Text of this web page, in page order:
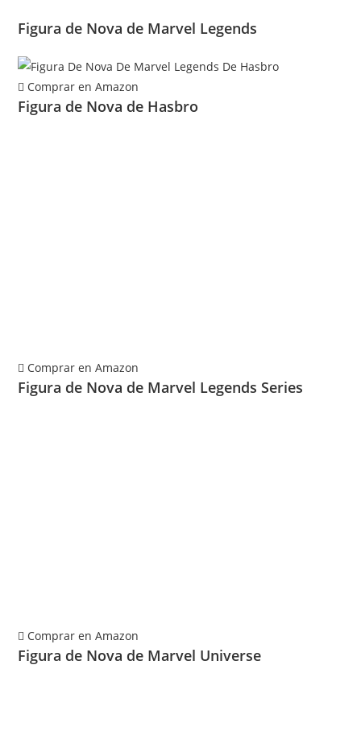
Figura de Nova de Marvel Legends
Comprar en Amazon
Figura de Nova de Hasbro
Comprar en Amazon
Figura de Nova de Marvel Legends Series
Comprar en Amazon
Figura de Nova de Marvel Universe